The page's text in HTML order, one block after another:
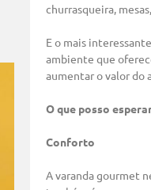
churrasqueira,
E o mais
ambiente que
aumentar o valor do
O que posso
Conforto
A varanda gourmet